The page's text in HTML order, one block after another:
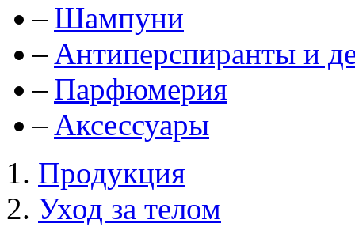
Шампуни
Антиперспиранты и
Парфюмерия
Аксессуары
Продукция
Уход за телом